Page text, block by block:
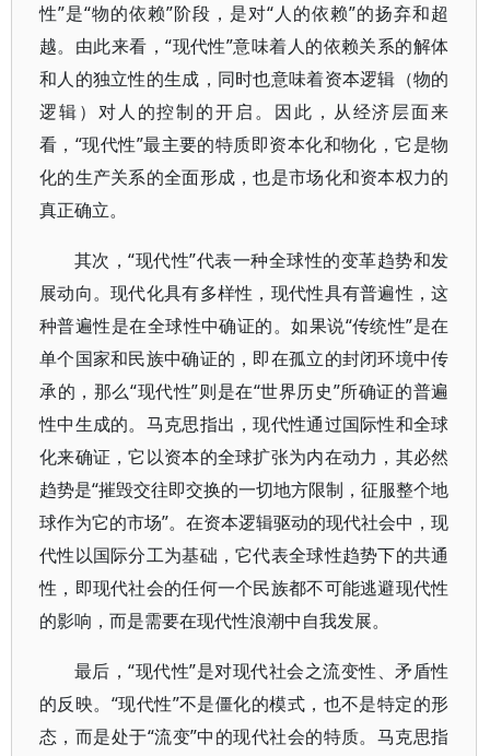
性”是“物的依赖”阶段，是对“人的依赖”的扬弃和超
越。由此来看，“现代性”意味着人的依赖关系的解体
和人的独立性的生成，同时也意味着资本逻辑（物的
逻辑）对人的控制的开启。因此，从经济层面来
看，“现代性”最主要的特质即资本化和物化，它是物
化的生产关系的全面形成，也是市场化和资本权力的
真正确立。
其次，“现代性”代表一种全球性的变革趋势和发
展动向。现代化具有多样性，现代性具有普遍性，这
种普遍性是在全球性中确证的。如果说“传统性”是在
单个国家和民族中确证的，即在孤立的封闭环境中传
承的，那么“现代性”则是在“世界历史”所确证的普遍
性中生成的。马克思指出，现代性通过国际性和全球
化来确证，它以资本的全球扩张为内在动力，其必然
趋势是“摧毁交往即交换的一切地方限制，征服整个地
球作为它的市场”。在资本逻辑驱动的现代社会中，现
代性以国际分工为基础，它代表全球性趋势下的共通
性，即现代社会的任何一个民族都不可能逃避现代性
的影响，而是需要在现代性浪潮中自我发展。
最后，“现代性”是对现代社会之流变性、矛盾性
的反映。“现代性”不是僵化的模式，也不是特定的形
态，而是处于“流变”中的现代社会的特质。马克思指